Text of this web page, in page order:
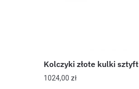
Kolczyki złote kulki sztyft
1024,00 zł